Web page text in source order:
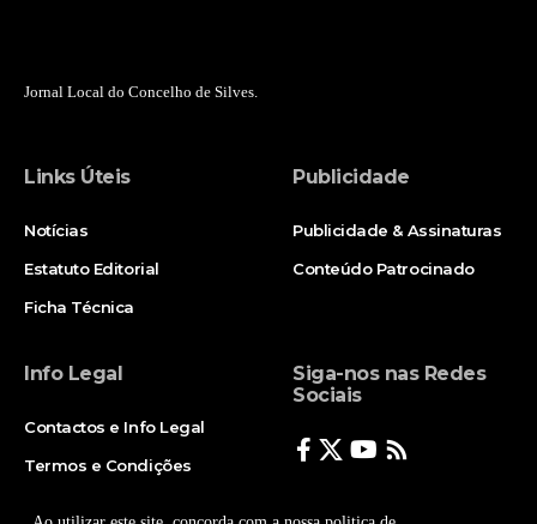
Jornal Local do Concelho de Silves.
Links Úteis
Notícias
Estatuto Editorial
Ficha Técnica
Publicidade
Publicidade & Assinaturas
Conteúdo Patrocinado
Info Legal
Contactos e Info Legal
Termos e Condições
Siga-nos nas Redes
Sociais